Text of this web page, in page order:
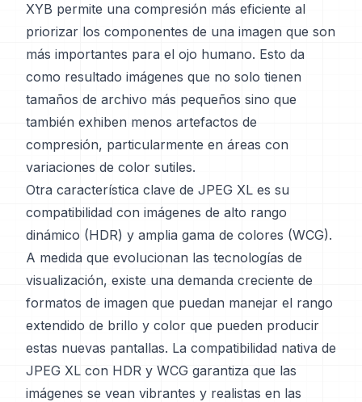
XYB permite una compresión más eficiente al
priorizar los componentes de una imagen que son
más importantes para el ojo humano. Esto da
como resultado imágenes que no solo tienen
tamaños de archivo más pequeños sino que
también exhiben menos artefactos de
compresión, particularmente en áreas con
variaciones de color sutiles.
Otra característica clave de JPEG XL es su
compatibilidad con imágenes de alto rango
dinámico (HDR) y amplia gama de colores (WCG).
A medida que evolucionan las tecnologías de
visualización, existe una demanda creciente de
formatos de imagen que puedan manejar el rango
extendido de brillo y color que pueden producir
estas nuevas pantallas. La compatibilidad nativa de
JPEG XL con HDR y WCG garantiza que las
imágenes se vean vibrantes y realistas en las